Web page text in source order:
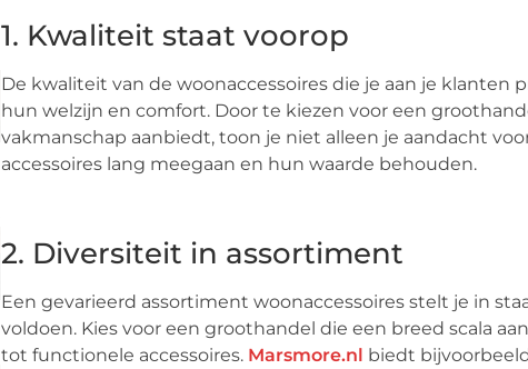
1. Kwaliteit staat voorop
De kwaliteit van de woonaccessoires die je aan je
hun welzijn en comfort. Door te kiezen voor een
vakmanschap aanbiedt, toon je niet alleen je aandacht
accessoires lang meegaan en hun waarde behouden.
2. Diversiteit in assortiment
Een gevarieerd assortiment woonaccessoires stelt je in
voldoen. Kies voor een groothandel die een breed scala
tot functionele accessoires. Marsmore.nl biedt